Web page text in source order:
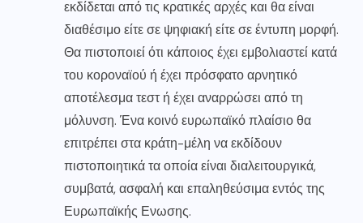
εκδίδεται από τις κρατικές αρχές και θα είναι
διαθέσιμο είτε σε ψηφιακή είτε σε έντυπη μορφή.
Θα πιστοποιεί ότι κάποιος έχει εμβολιαστεί κατά
του κοροναϊού ή έχει πρόσφατο αρνητικό
αποτέλεσμα τεστ ή έχει αναρρώσει από τη
μόλυνση. Ένα κοινό ευρωπαϊκό πλαίσιο θα
επιτρέπει στα κράτη-μέλη να εκδίδουν
πιστοποιητικά τα οποία είναι διαλειτουργικά,
συμβατά, ασφαλή και επαληθεύσιμα εντός της
Ευρωπαϊκής Ενωσης.